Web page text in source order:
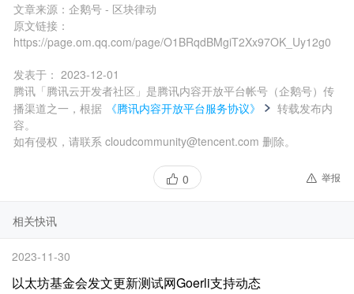
文章来源： 企鹅号 - 区块律动
原文链接：
https://page.om.qq.com/page/O1BRqdBMgiT2Xx97OK_Uy12g0
发表于： 2023-12-01
腾讯「腾讯云开发者社区」是腾讯内容开放平台帐号（企鹅号）传
播渠道之一，根据
《腾讯内容开放平台服务协议》
转载发布内
容。
如有侵权，请联系 cloudcommunity@tencent.com 删除。
0 举报
相关快讯
2023-11-30
以太坊基金会发文更新测试网Goerli支持动态